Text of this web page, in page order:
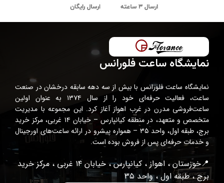
نمایشگاه ساعت فلورانس
نمایشگاه ساعت فلورانس با بیش از سه دهه سابقه درخشان در صنعت
ساعت، فعالیت حرفه‌ای خود را از سال ۱۳۷۴ به عنوان اولین
ساعت‌فروشی مدرن در غرب اهواز آغاز کرد. این مجموعه با مدیریت
متخصص و متعهد، در منطقه کیانپارس – خیابان ۱۴ غربی، مرکز خرید
برج، طبقه اول، واحد ۳۵ – همواره پیشرو در ارائه ساعت‌های اورجینال
و خدمات حرفه‌ای پس از فروش بوده است.
📍خوزستان ، اهواز ، کیانپارس ، خیابان ۱۴ غربی ، مرکز خرید
برج ، طبقه اول ، واحد ۳۵